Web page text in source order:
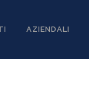
AZIENDALI